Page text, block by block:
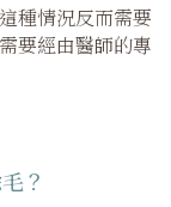
種情況反而需要
要經由醫師的專
？